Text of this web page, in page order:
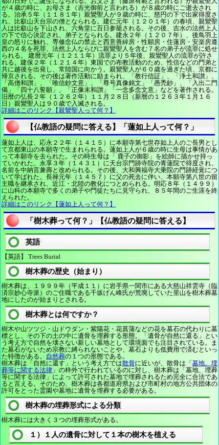
が４歳の時に、お母さま（吉光御前と言われる）が８歳の時にご逝去され
る。治承５年（１１８１年）親鸞聖人が９歳の時に、慈円の下で出家得度さ
れ、比叡山天台宗の僧となられる。建仁元年（１２０１年）の春頃、親鸞聖
人は比叡山を下山され、六角堂に百日参籠される。その後、吉水の法然上人
の下で信心決定され、弟子となられる。建永２年（１２０７年）、後鳥羽上
皇の怒りに触れ、専修念仏の禁止と西意善綽房・性願房・住蓮房・安楽房遵
西の４名を死罪、法然上人ならびに親鸞聖人を含む７名の弟子が流罪に処せ
られる。 建暦元年（１２１１年）流罪より５年後、親鸞聖人の流罪が許さ
れる。建保２年（１２１４年）東国での布教活動のため、性信などの門弟と
共に越後を出発し、常陸国に向かう。親鸞聖人が６０歳を過ぎた頃、京都に
帰京される。その後は著作活動に励まられ、「教行信証」、「浄土和讃」、
「高僧和讃」、「唯信鈔文意」、「尊号真像銘文」「愚禿鈔」、「入出二門
偈」「四十八誓願」、「正像末和讃」「一念多念文意」などを著作される。
旧暦の弘長２年（１２６２年）１１月２８日（新暦の１２６３年１月１６
日）親鸞聖人は９０歳で入滅される。
詳細はこのリンク【親鸞聖人って何？】
【仏教語の疑問に答える】「蓮如上人って何？」
蓮如上人は、応永２２年（１４１５）に本願寺第七世存如上人のご長男とし
て京都東山の本願寺で生まれられる。蓮如上人が６歳の時に生母は事情があ
って本願寺を去られた。その時生母は「 鹿子の御影」を絵師に描かせ持っ
ていかれた。永享３年（１４３１）に天台宗門跡寺院の青蓮院で得度され、
名前を中納言兼壽と改められる。その後、大和興福寺大乗院の門跡経覚につ
いて学ばれた。長禄元年（１４５７）に父の死去に伴い、本願寺第八世の留
主職を継承され、近江・北陸の教化につとめられる。明応８年（１４９９）
に山科の本願寺で多くの弟子や門徒たちに見守られ、８５年間のご生涯を終
えられた。
詳細はこのリンク【蓮如上人って何？】
「樹木葬って何？」【仏教語の疑問に答える】
英語
【英語】 Trees Burial
樹木葬の歴史（始まり）
樹木葬は、１９９９年（平成１１）に岩手県一関市にある大慈山祥雲寺（臨
済宗妙心寺派）のご住職である千坂げん峰氏が荒廃していた里山を樹木葬墓
地にしたのが始まりとされる。
樹木葬とは何ですか？
樹木や山ツツジ・山ドウダン・紫陽花・花菖蒲などの花を墓石の代わりに墓
標とし、その下の土の中に遺骨を埋葬する形態。「遺骨が自然に還る」とい
う考え方で自然を壊さない新しい墓地として環境面でも注目されている。ま
た墓石がないため宗教に縛られないことや、墓石よりも低費用で済むといっ
た特徴がある。 自然葬の１つの形態である。
樹木葬は「自然に還す」という考え方では散骨に近いが、散骨は「 墓地、埋
葬等に関する法律 」の枠外で行われているのに対し、樹木葬は「墓地、埋葬
等に関する法律」によって許可された墓地で埋葬されるため完全に合法であ
ると言える。そのため、樹木葬は各都道府県および市町村の地方公共団体の
許可をとった霊園や墓地に遺骨を埋葬する必要がある。
樹木葬の埋葬形式による分類
樹木葬には大きく３つの埋葬形式がある。
１）１人の遺骨に対して１本の樹木を植える